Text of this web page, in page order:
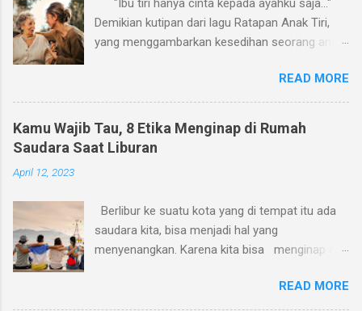
"Ibu tiri hanya cinta kepada ayahku saja..."
Demikian kutipan dari lagu Ratapan Anak Tiri,
yang menggambarkan kesedihan seorang anak
serupa sering kali juga dialami oleh banyak
menantu perempuan terkait perlakuan ibu
mertua mereka. Kalau boleh membuat versi
sendiri, mungkin judulnya, Ratapan Anak
oleh ibu mertua. Tidak sedikit pula ibu mertua
yang secara sadar atau tanpa sadar
memperlakukan menantunya secara tidak adil,
mertua dan menantu sering kali menjadi topik
READ MORE
Kamu Wajib Tau, 8 Etika Menginap di Rumah
Saudara Saat Liburan
April 12, 2023
Berlibur ke suatu kota yang di tempat itu ada
saudara kita, bisa menjadi hal yang
menyenangkan. Karena kita bisa menginap di
penginapan, juga bisa kita manfaatkan untuk
bersilaturahmi dengan mereka. Aku beberapa
READ MORE